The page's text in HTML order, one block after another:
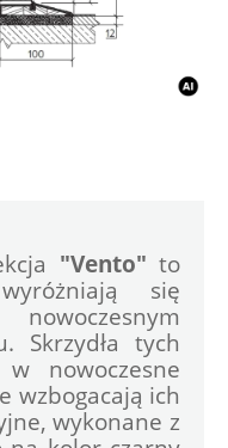
"Vento" to
się
Skrzydła tych
nowoczesne
wzbogacają ich
wykonane z